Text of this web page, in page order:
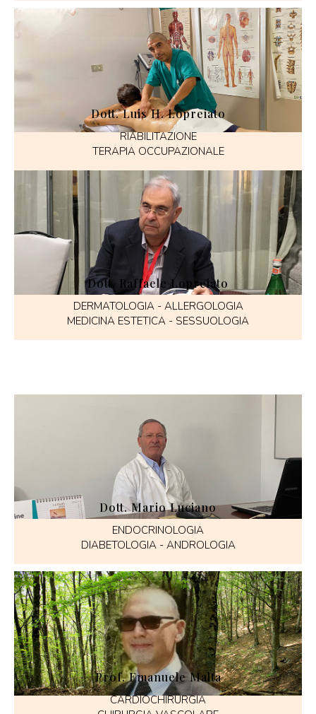
Dott. Luis H. Lopreiato
RIABILITAZIONE
TERAPIA OCCUPAZIONALE
Dott. Raffaele Lopreiato
DERMATOLOGIA - ALLERGOLOGIA
MEDICINA ESTETICA - SESSUOLOGIA
Dott. Mario Luciano
ENDOCRINOLOGIA
DIABETOLOGIA - ANDROLOGIA
Prof. Emanuele Malta
CARDIOCHIRURGIA